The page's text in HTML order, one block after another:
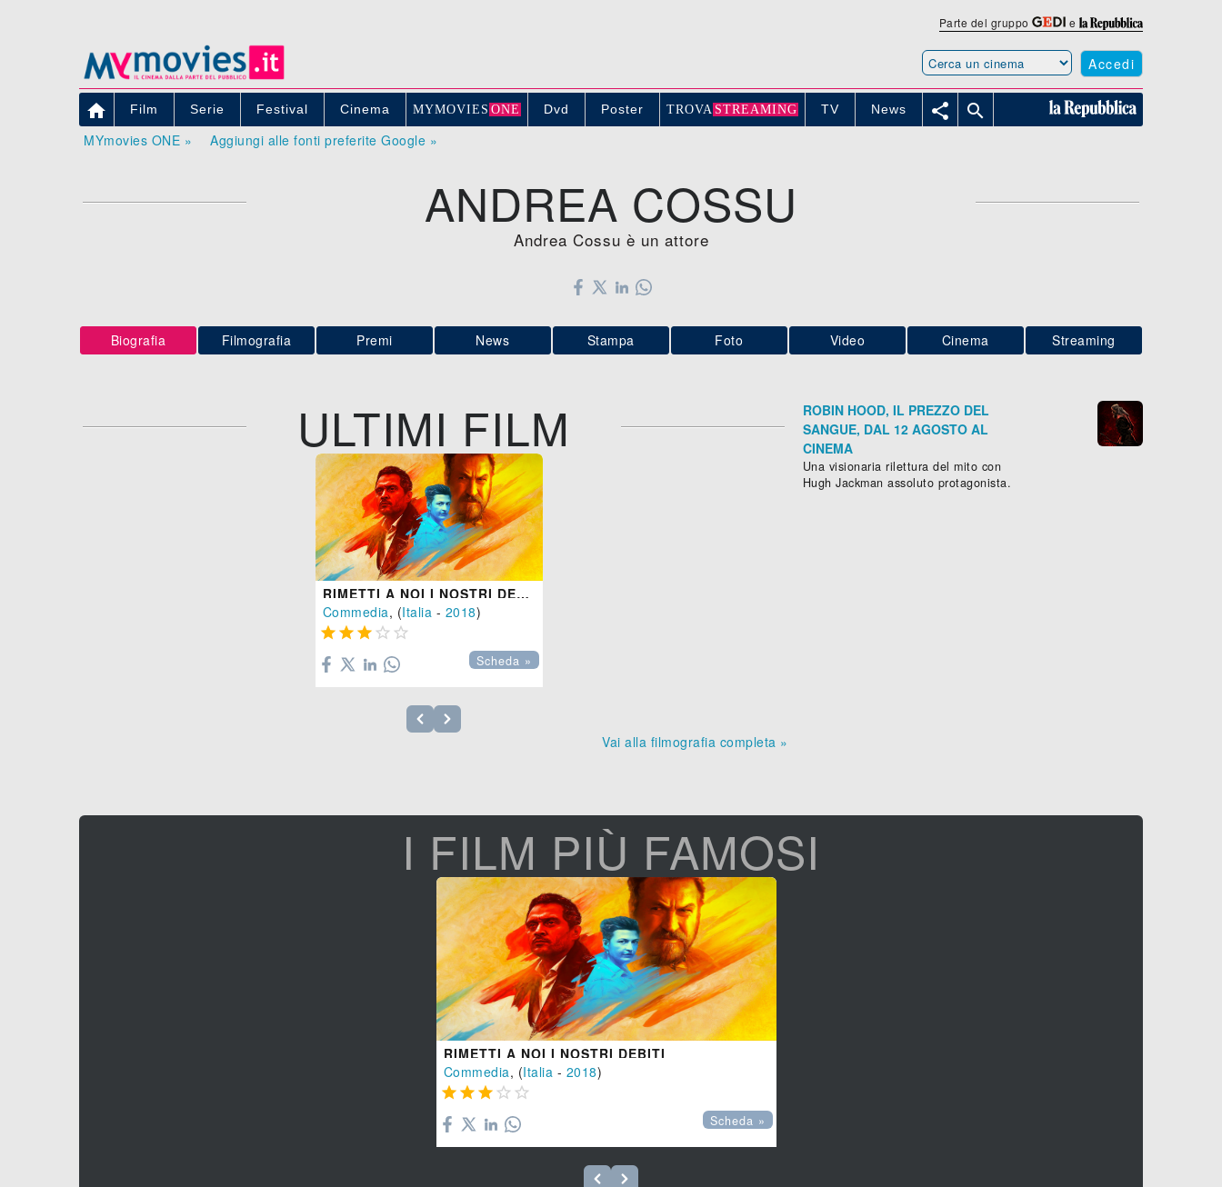
Parte del gruppo e
Accedi
 Film Serie Festival Cinema MYMOVIE S ONE Dvd Poster TROVA STREAMING TV News  
MYmovies ONE » Aggiungi alle fonti preferite Google »
ANDREA COSSU
Andrea Cossu è un attore
Biografia Filmografia Premi News Stampa Foto Video Cinema Streaming
ULTIMI FILM
RIMETTI A NOI I NOSTRI DEBITI
Commedia, (Italia - 2018)
    
Scheda »
Vai alla filmografia completa »
ROBIN HOOD, IL PREZZO DEL
SANGUE, DAL 12 AGOSTO AL
CINEMA
Una visionaria rilettura del mito con
Hugh Jackman assoluto protagonista.
I FILM PIÙ FAMOSI
RIMETTI A NOI I NOSTRI DEBITI
Commedia, (Italia - 2018)
    
Scheda »